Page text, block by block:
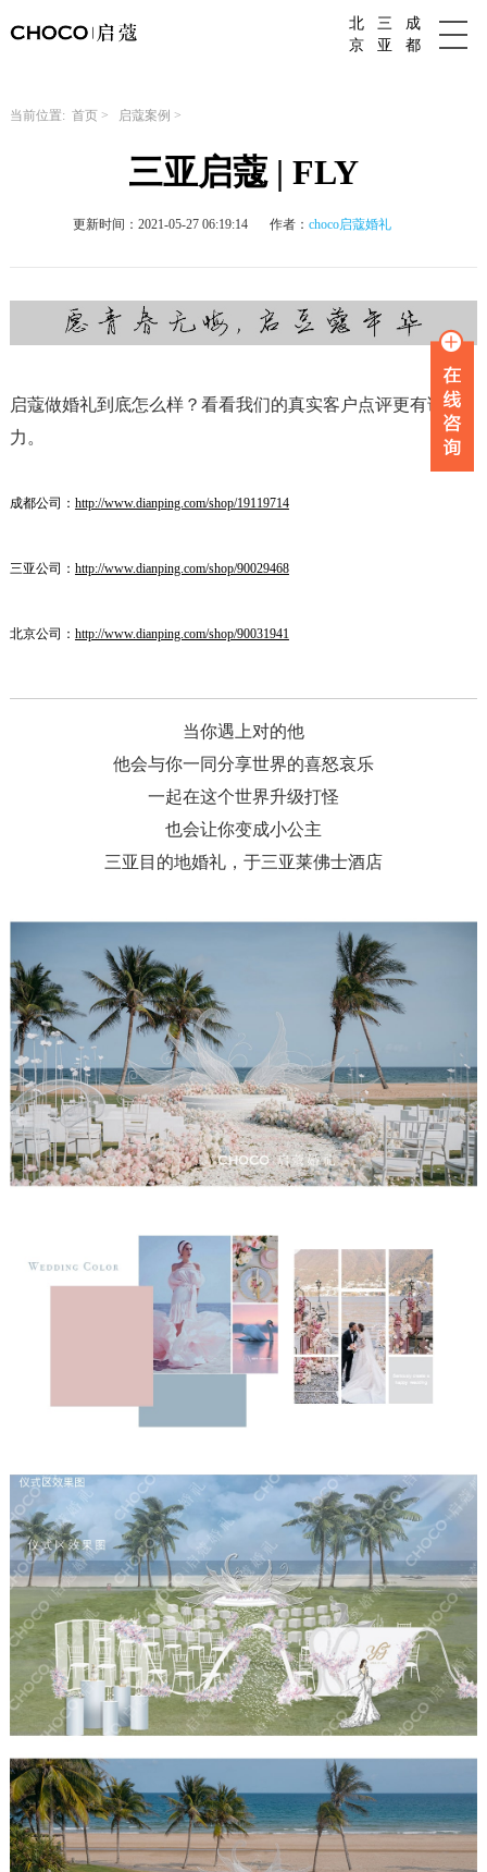
北
京
三
亚
成
都
当前位置: 首页> 启蔻案例 >
三亚启蔻 | FLY
更新时间：2021-05-27 06:19:14 作者：choco启蔻婚礼
启蔻做婚礼到底怎么样？看看我们的真实客户点评更有说服
力。
成都公司： http://www.dianping.com/shop/19119714
三亚公司： http://www.dianping.com/shop/90029468
北京公司： http://www.dianping.com/shop/90031941
当你遇上对的他
他会与你一同分享世界的喜怒哀乐
一起在这个世界升级打怪
也会让你变成小公主
三亚目的地婚礼，于三亚莱佛士酒店